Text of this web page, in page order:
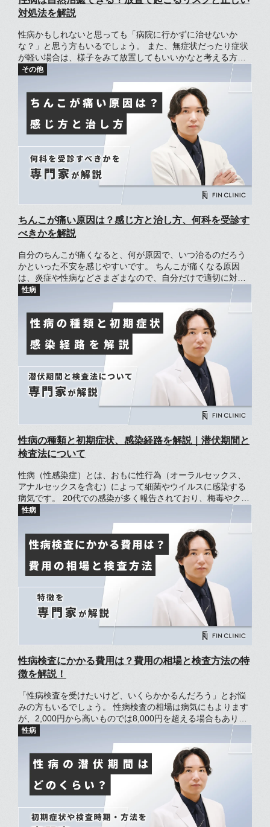
対処法を解説
性病かもしれないと思っても「病院に行かずに治せないか
な？」と思う方もいるでしょう。 また、無症状だったり症状
が軽い場合は、様子をみて放置してもいいかなと考える方も
いるかもしれません。 しかし、性病を放置するとさまざまな
どうかや放置することによるリスクについて解説します。
ちんこが痛い原因は？感じ方と治し方、何科を受診す
べきかを解説
自分のちんこが痛くなると、何が原因で、いつ治るのだろう
かといった不安を感じやすいです。 ちんこが痛くなる原因
は、炎症や性病などさまざまなので、自分だけで適切に対処
するのは難しいでしょう。 症状があるときは、できるだけ早
めに医療機関を受診するのがおすすめです。 それでも、ちん
こが痛くなる原因に心当たりがないと、どうしていいかわか
らず放置してしまい、痛みが長引くかもしれません。 この記
事では、ちんこが痛いときに考えられる原因を解説します。
性病の種類と初期症状、感染経路を解説｜潜伏期間と
検査法について
性病（性感染症）とは、おもに性行為（オーラルセックス、
アナルセックスを含む）によって細菌やウイルスに感染する
病気です。 20代での感染が多く報告されており、梅毒やクラ
ミジアなど一部の性病の患者数は年々増えています。 陰部に
違和感があると、自分が性病になっていないかと不安に感じ
る方もいるでしょう この記事では、11種類の性病の症状と感
染経路、治療法について解説します。
性病検査にかかる費用は？費用の相場と検査方法の特
徴を解説！
「性病検査を受けたいけど、いくらかかるんだろう」とお悩
みの方もいるでしょう。 性病検査の相場は病気にもよります
が、2,000円から高いものでは8,000円を超える場合もありま
す。 費用の相場は、保険適用の有無や検査をする場所によっ
ても異なるのが特徴です。 この記事では、性病検査にかかる
費用の目安や保険適応される条件について解説します。